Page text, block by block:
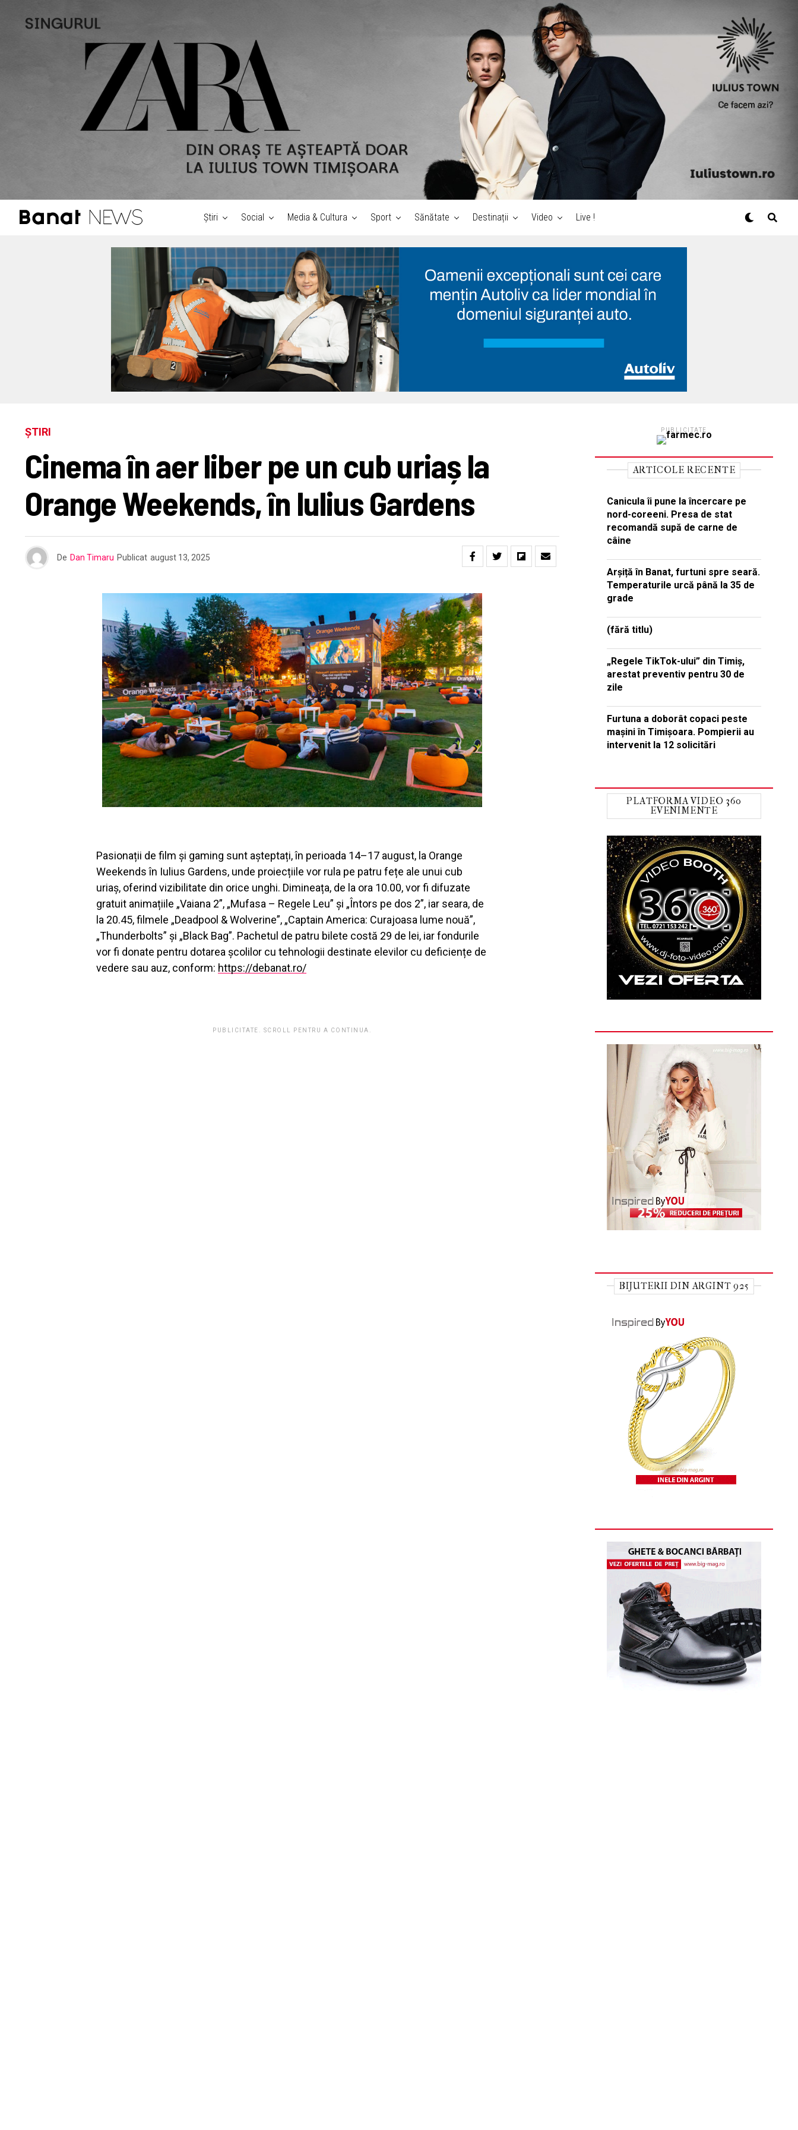
Știri Social Media & Cultura Sport Sănătate Destinații Video Live !
ȘTIRI
Cinema în aer liber pe un cub uriaș la
Orange Weekends, în Iulius Gardens
De Dan Timaru Publicat august 13, 2025
Pasionații de film și gaming sunt așteptați, în perioada 14–17 august, la Orange
Weekends în Iulius Gardens, unde proiecțiile vor rula pe patru fețe ale unui cub
uriaș, oferind vizibilitate din orice unghi. Dimineața, de la ora 10.00, vor fi difuzate
gratuit animațiile „Vaiana 2”, „Mufasa – Regele Leu” și „Întors pe dos 2”, iar seara, de
la 20.45, filmele „Deadpool & Wolverine”, „Captain America: Curajoasa lume nouă”,
„Thunderbolts” și „Black Bag”. Pachetul de patru bilete costă 29 de lei, iar fondurile
vor fi donate pentru dotarea școlilor cu tehnologii destinate elevilor cu deficiențe de
vedere sau auz, conform: https://debanat.ro/
PUBLICITATE. SCROLL PENTRU A CONTINUA.
PUBLICITATE
ARTICOLE RECENTE
Canicula îi pune la încercare pe
nord-coreeni. Presa de stat
recomandă supă de carne de
câine
Arșiță în Banat, furtuni spre seară.
Temperaturile urcă până la 35 de
grade
(fără titlu)
„Regele TikTok-ului” din Timiș,
arestat preventiv pentru 30 de
zile
Furtuna a doborât copaci peste
mașini în Timișoara. Pompierii au
intervenit la 12 solicitări
PLATFORMA VIDEO 360
EVENIMENTE
BIJUTERII DIN ARGINT 925